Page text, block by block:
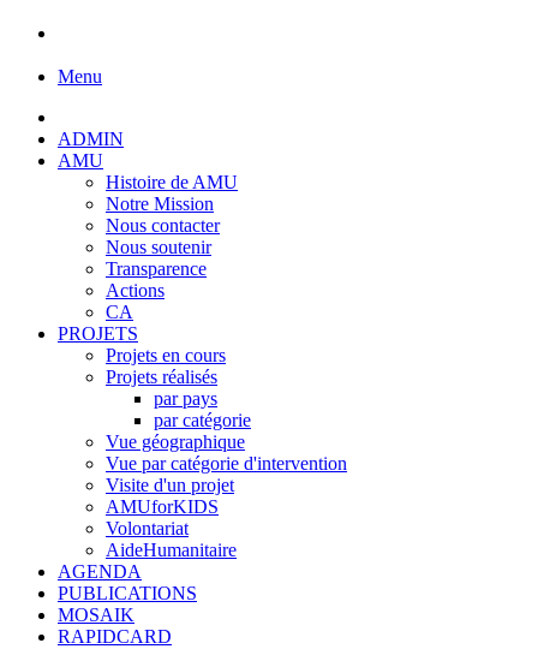
Menu
ADMIN
AMU
Histoire de AMU
Notre Mission
Nous contacter
Nous soutenir
Transparence
Actions
CA
PROJETS
Projets en cours
Projets réalisés
par pays
par catégorie
Vue géographique
Vue par catégorie d'intervention
Visite d'un projet
AMUforKIDS
Volontariat
AideHumanitaire
AGENDA
PUBLICATIONS
MOSAIK
RAPIDCARD